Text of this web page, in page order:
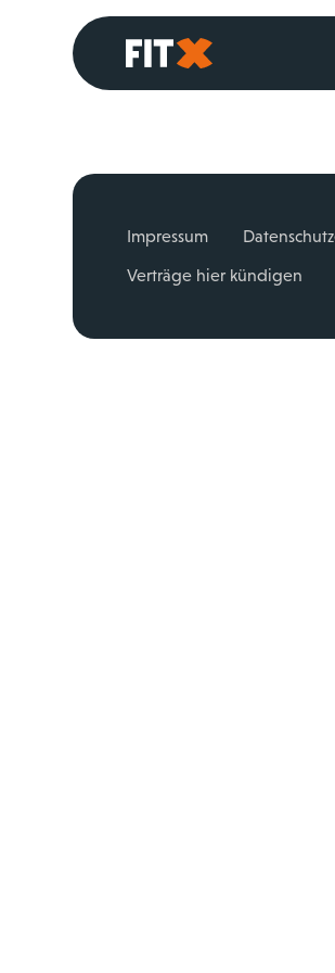
Startseite
Impressum
Verträge hier kündigen